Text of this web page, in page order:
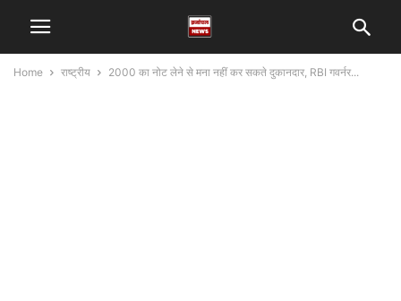
Home राष्ट्रीय 2000 का नोट लेने से मना नहीं कर सकते दुकानदार, RBI गवर्नर...